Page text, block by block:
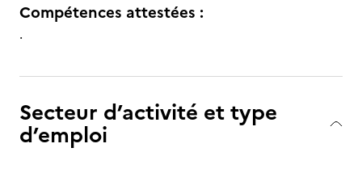
Compétences attestées :
.
Secteur d’activité et type
d’emploi